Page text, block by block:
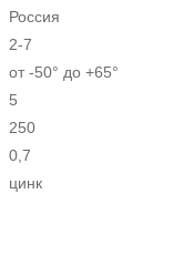
Россия
2-7
от -50° до +65°
5
250
0,7
цинк